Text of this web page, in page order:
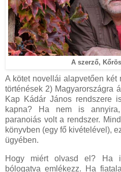
A szerző,
A kötet novellái alapvetően két
történések 2) Magyarországra
Kap Kádár János rendszere
kapna? Ha nem is
paranoiás volt a rendszer.
könyvben (egy fő kivételével),
ügyében.
Hogy miért olvasd el? Ha
bólogatva emlékezz. Ha